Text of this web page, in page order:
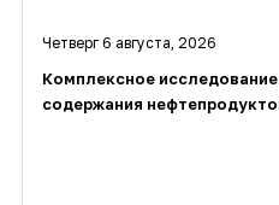
Четверг 6 августа, 2026
Комплексное
содержания